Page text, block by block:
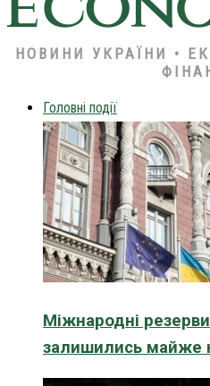
НОВИНИ УКРАЇНИ •
Головні події
Міжнародні
залишились майже